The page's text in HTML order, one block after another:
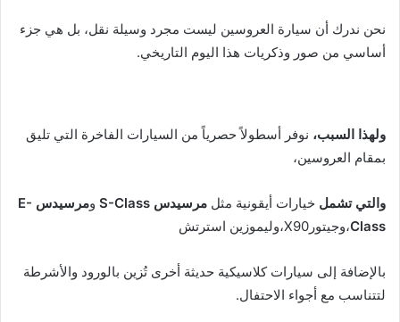
نحن ندرك أن سيارة العروسين ليست مجرد وسيلة نقل، بل هي جزء
أساسي من صور وذكريات هذا اليوم التاريخي.
ولهذا السبب، نوفر أسطولاً حصرياً من السيارات الفاخرة التي تليق
بمقام العروسين،
والتي تشمل خيارات أيقونية مثل مرسيدس S-Class و
مرسيدس E-
Class،وجيتورX90،وليموزين استرتش
بالإضافة إلى سيارات كلاسيكية حديثة أخرى تُزين بالورود والأشرطة
لتتناسب مع أجواء الاحتفال.